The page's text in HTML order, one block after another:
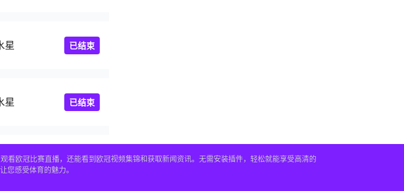
星 已结束
星 已结束
欧冠比赛直播，还能看到欧冠视频集锦和获取新闻资讯。无需安装插件，轻松就能享受高清的
您感受体育的魅力。